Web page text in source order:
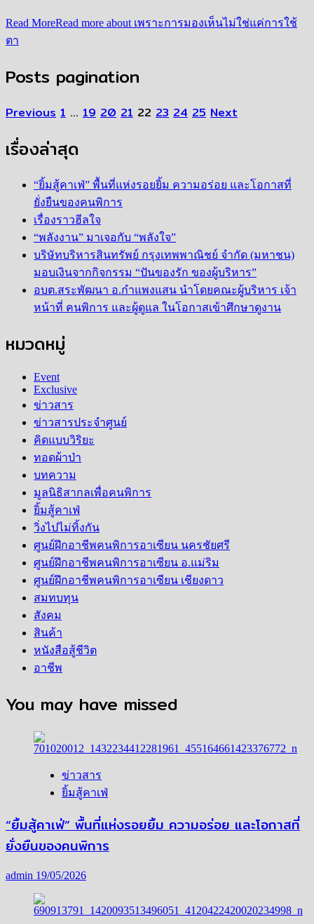
Read MoreRead more about เพราะการมองเห็นไม่ใช่แค่การใช้
ตา
Posts pagination
Previous 1 … 19 20 21 22 23 24 25 Next
เรื่องล่าสุด
“ยิ้มสู้คาเฟ่” พื้นที่แห่งรอยยิ้ม ความอร่อย และโอกาสที่
ยั่งยืนของคนพิการ
เรื่องราวฮีลใจ
“พลังงาน” มาเจอกับ “พลังใจ”
บริษัทบริหารสินทรัพย์ กรุงเทพพาณิชย์ จำกัด (มหาชน)
มอบเงินจากกิจกรรม “ปันของรัก ของผู้บริหาร”
อบต.สระพัฒนา อ.กำแพงแสน นำโดยคณะผู้บริหาร เจ้า
หน้าที่ คนพิการ และผู้ดูแล ในโอกาสเข้าศึกษาดูงาน
หมวดหมู่
Event
Exclusive
ข่าวสาร
ข่าวสารประจำศูนย์
คิดแบบวิริยะ
ทอดผ้าป่า
บทความ
มูลนิธิสากลเพื่อคนพิการ
ยิ้มสู้คาเฟ่
วิ่งไปไม่ทิ้งกัน
ศูนย์ฝึกอาชีพคนพิการอาเซียน นครชัยศรี
ศูนย์ฝึกอาชีพคนพิการอาเซียน อ.แม่ริม
ศูนย์ฝึกอาชีพคนพิการอาเซียน เชียงดาว
สมทบทุน
สังคม
สินค้า
หนังสือสู้ชีวิต
อาชีพ
You may have missed
ข่าวสาร
ยิ้มสู้คาเฟ่
“ยิ้มสู้คาเฟ่” พื้นที่แห่งรอยยิ้ม ความอร่อย และโอกาสที่
ยั่งยืนของคนพิการ
admin 19/05/2026